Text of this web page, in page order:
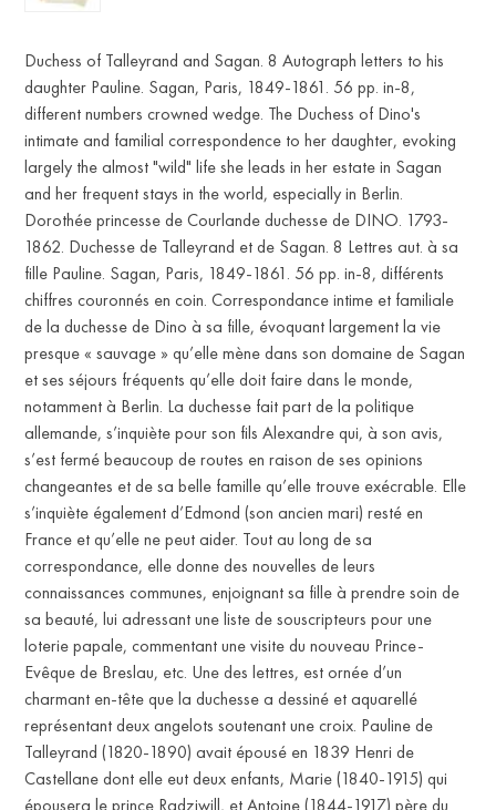
FR
IT
Duchess of Talleyrand and Sagan. 8 Autograph letters to his
daughter Pauline. Sagan, Paris, 1849-1861. 56 pp. in-8,
different numbers crowned wedge. The Duchess of Dino's
intimate and familial correspondence to her daughter, evoking
largely the almost "wild" life she leads in her estate in Sagan
and her frequent stays in the world, especially in Berlin.
Dorothée princesse de Courlande duchesse de DINO. 1793-
1862. Duchesse de Talleyrand et de Sagan. 8 Lettres aut. à sa
fille Pauline. Sagan, Paris, 1849-1861. 56 pp. in-8, différents
chiffres couronnés en coin. Correspondance intime et familiale
de la duchesse de Dino à sa fille, évoquant largement la vie
presque « sauvage » qu’elle mène dans son domaine de Sagan
et ses séjours fréquents qu’elle doit faire dans le monde,
notamment à Berlin. La duchesse fait part de la politique
allemande, s’inquiète pour son fils Alexandre qui, à son avis,
s’est fermé beaucoup de routes en raison de ses opinions
changeantes et de sa belle famille qu’elle trouve exécrable. Elle
s’inquiète également d’Edmond (son ancien mari) resté en
France et qu’elle ne peut aider. Tout au long de sa
correspondance, elle donne des nouvelles de leurs
connaissances communes, enjoignant sa fille à prendre soin de
sa beauté, lui adressant une liste de souscripteurs pour une
loterie papale, commentant une visite du nouveau Prince-
Evêque de Breslau, etc. Une des lettres, est ornée d’un
charmant en-tête que la duchesse a dessiné et aquarellé
représentant deux angelots soutenant une croix. Pauline de
Talleyrand (1820-1890) avait épousé en 1839 Henri de
Castellane dont elle eut deux enfants, Marie (1840-1915) qui
épousera le prince Radziwill, et Antoine (1844-1917) père du